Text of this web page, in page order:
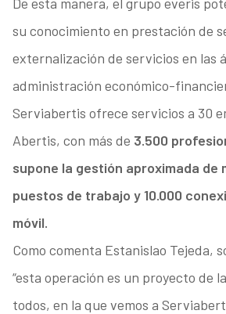
De esta manera, el grupo everis
su conocimiento en prestación de
externalización de servicios en las
administración económico-
Serviabertis ofrece servicios a 30
Abertis, con más de 3.500
supone la gestión aproximada de
puestos de trabajo y 10.000
móvil.
Como comenta Estanislao Tejeda,
“esta operación es un proyecto de
todos, en la que vemos a